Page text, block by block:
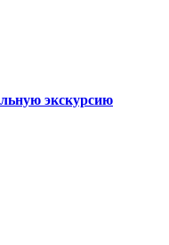
экскурсию